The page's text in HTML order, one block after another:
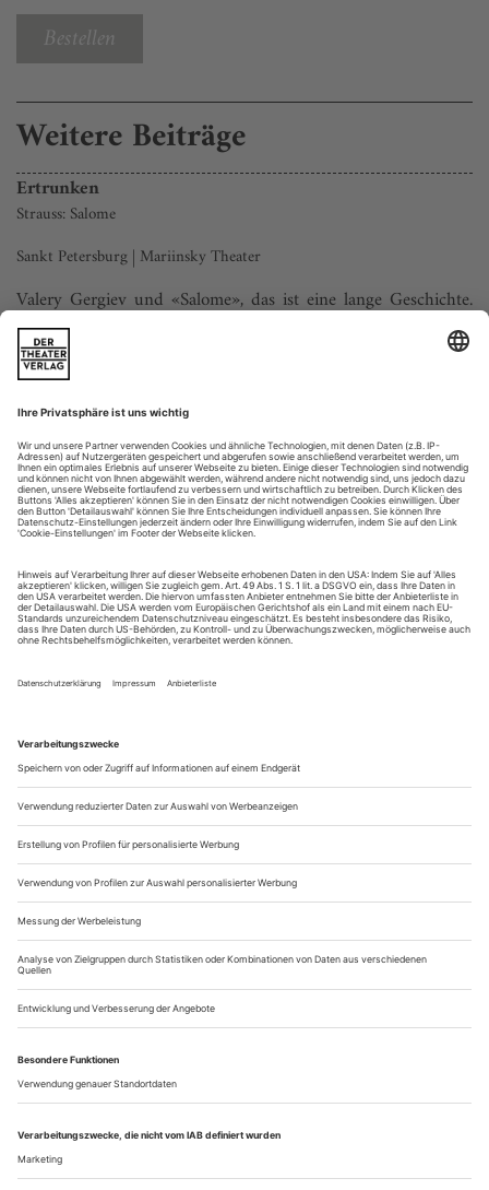
Bestellen
Weitere Beiträge
Ertrunken
Strauss: Salome
Sankt Petersburg | Mariinsky Theater
Valery Gergiev und «Salome», das ist eine lange Geschichte.
Die neue Produktion am Mariinsky Theater markiert seine
dritte Auseinandersetzung mit dem Stück. Vor mehr als zwei
Dekaden hatte er es sich zum ersten Mal vorgenommen,
zuletzt stand es vor dreizehn Jahren auf dem Spielplan. Nun
Schauspielregisseur ins Haus...
Mal ehrlich
Welche Maßstäbe sollte man an einen Sänger anlegen? Zählen
Fähigkeiten oder Erfolge? Ich bin für Fähigkeiten, denn was
nützt ein Lebenslauf der Superlative, wenn man kaum noch
krächzen kann? Allerdings ist der «United States Customs
and Immigration Service» (USCIS) da anderer Meinung: Mir
wurde gerade ein Visum verweigert.
Alles aus Passion
Von Rossinis Aschenputtel mag sie nicht lassen, gerade ist Cecilia
Bartoli mit einer eigenen Produktion auf Europatournee gewesen.
Ein selbstbewusster Star im besten Sinn. Die Römerin mit Wohnsitz
in Zürich weiß genau, wie viel sie ihrer Stimme zumuten kann – und
sich selbst. Seit 2012 leitet die 50-Jährige die Salzburger
Pfingstfestspiele und kümmert sich nicht nur aus PR-Gründen
höchstselbst um Konzeption und Engagements
Frau Bartoli, Ihre gerade in Versailles gezeigte
«Cenerentola» war ursprünglich als semikonzertant
angekündigt. Das war aber doch mehr.
Wie wunderbar, nicht wahr? Eine sehr außergewöhnliche
Besetzung in einer sehr außergewöhnlichen Atmosphäre. Ich
empfand das als einen Abend der Superlative. Wir alle wollten
dasselbe, waren im absoluten Gleichklang – das ist doch...